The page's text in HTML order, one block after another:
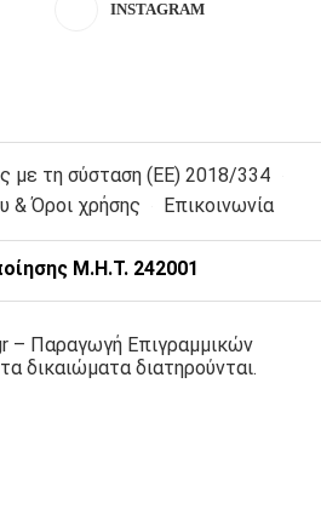
INSTAGRAM
με τη σύσταση (ΕΕ) 2018/334
& Όροι χρήσης
Επικοινωνία
Μ.Η.Τ. 242001
– Παραγωγή Επιγραμμικών
δικαιώματα διατηρούνται.